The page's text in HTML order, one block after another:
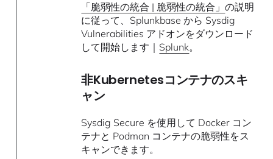
「脆弱性の統合 | 脆弱性の統合」の説明
に従って、Splunkbase から Sysdig
Vulnerabilities アドオンをダウンロード
して開始します｜ Splunk。
非Kubernetesコンテナのスキ
ャン
Sysdig Secure を使用して Docker コン
テナと Podman コンテナの脆弱性をス
キャンできます。